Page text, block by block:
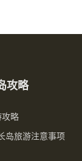
攻略
略
岛旅游注意事项